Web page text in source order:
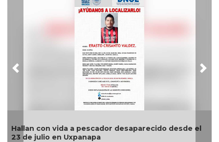
vida a pescador desaparecido desde el
en Uxpanapa
📰 Síntesis
Previous